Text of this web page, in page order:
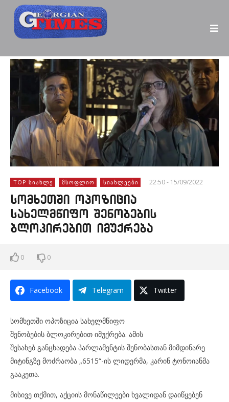
TOP ᲡᲘᲐᲮᲚᲔ ᲛᲡᲝᲤᲚᲘᲝ ᲡᲘᲐᲮᲚᲔᲔᲑᲘ 22:50 - 15/09/2022
სომხეთში ოპოზიცია
სახელმწიფო შენობების
ბლოკირებით იმუქრება
0 0
Facebook Telegram Twitter
სომხეთში ოპოზიცია სახელმწიფო
შენობების ბლოკირებით იმუქრება. ამის
შესახებ განცხადება პარლამენტის შენობასთან მიმდინარე
მიტინგზე მოძრაობა „6515“-ის ლიდერმა, კარინ ტონოიანმა
გააკეთა.
მისივე თქმით, აქციის მონაწილეები ხვალიდან დაიწყებენ